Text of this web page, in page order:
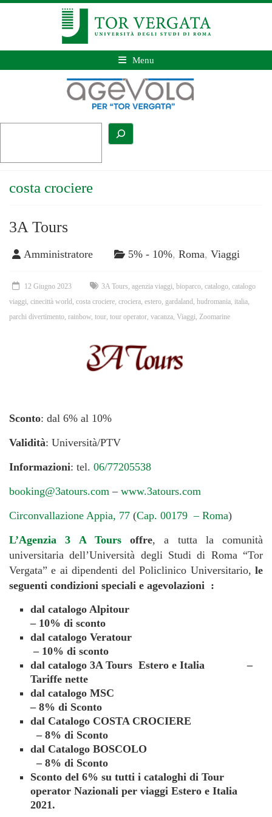
Menu
costa crociere
3A Tours
Amministratore 5% - 10%, Roma, Viaggi
12 Giugno 2023 3A Tours agenzia viaggi bioparco catalogo catalogo
viaggi cinecittà world costa crociere crociera estero gardaland hudromania italia
parchi divertimento rainbow tour tour operator vacanza Viaggi Zoomarine
Sconto: dal 6% al 10%
Validità: Università/PTV
Informazioni: tel. 06/77205538
booking@3atours.com – www.3atours.com
Circonvallazione Appia, 77 (Cap. 00179 – Roma)
L’Agenzia 3 A Tours offre, a tutta la comunità
universitaria dell’Università degli Studi di Roma “Tor
Vergata” e ai dipendenti del Policlinico Universitario, le
seguenti condizioni speciali e agevolazioni :
dal catalogo Alpitour
– 10% di sconto
dal catalogo Veratour
– 10% di sconto
dal catalogo 3A Tours Estero e Italia –
Tariffe nette
dal catalogo MSC
– 8% di Sconto
dal Catalogo COSTA CROCIERE
– 8% di Sconto
dal Catalogo BOSCOLO
– 8% di Sconto
Sconto del 6% su tutti i cataloghi di Tour
operator Nazionali per viaggi Estero e Italia
2021.